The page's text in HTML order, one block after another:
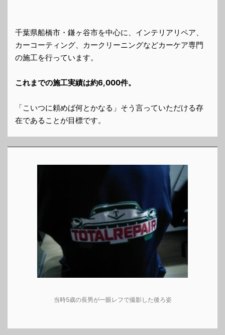
千葉県船橋市・鎌ヶ谷市を中心に、インテリアリペア、
カーコーティング、カークリーニングなどカーケア専門
の施工を行っています。
これまでの施工実績は約6,000件。
「こいつに頼めば何とかなる」そう言っていただける存
在であることが目標です。
当時5歳の長男が一眼レフで撮影した後ろ姿